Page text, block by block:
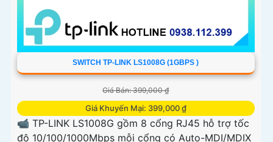
SWITCH TP-LINK LS1008G (1GBPS )
Giá Bán: 399,000 ₫
Giá Khuyến Mại: 399,000 ₫
📹 TP-LINK LS1008G gồm 8 cổng RJ45 hỗ trợ tốc
độ 10/100/1000Mbps mỗi cổng có Auto-MDI/MDIX